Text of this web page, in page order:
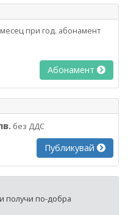
при год. абонамент
Абонамент
без ДДС
Публикувай
получи по-добра